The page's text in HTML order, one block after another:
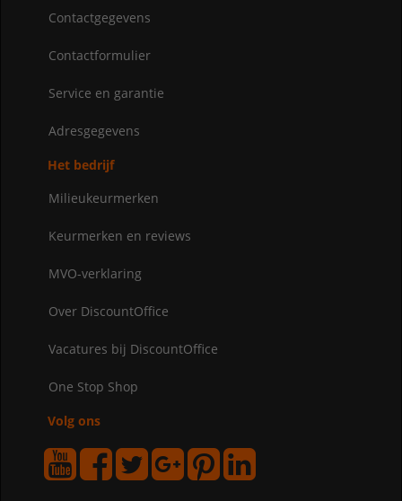
Contactgegevens
Contactformulier
Service en garantie
Adresgegevens
Het bedrijf
Milieukeurmerken
Keurmerken en reviews
MVO-verklaring
Over DiscountOffice
Vacatures bij DiscountOffice
One Stop Shop
Volg ons